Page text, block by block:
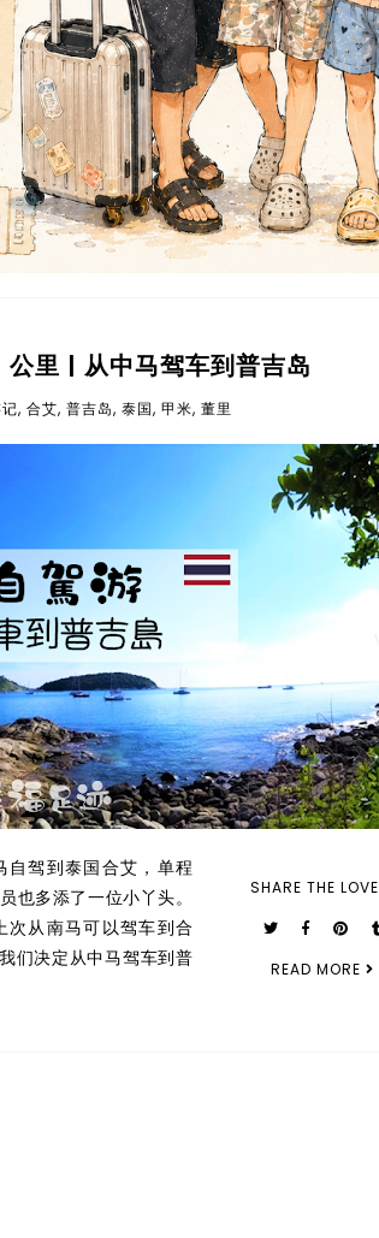
里 | 从中马驾车到普吉岛
, 合艾, 普吉岛, 泰国, 甲米, 董里
驾到泰国合艾，单程
多添了一位小丫头。
从南马可以驾车到合
们决定从中马驾车到普
SHARE THE LOVE
READ MORE